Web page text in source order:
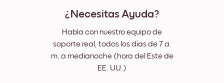
¿Necesitas Ayuda?
Habla con nuestro equipo de
soporte real, todos los días de 7 a.
m. a medianoche (hora del Este de
EE. UU.)